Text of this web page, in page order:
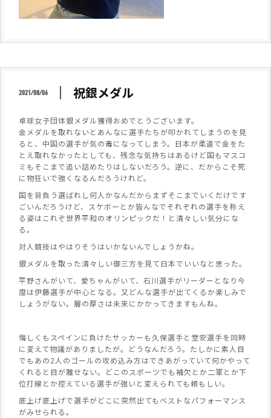
2021/08/06 祝銀メダル
卓球女子団体銀メダル獲得おめでとうございます。
金メダルを取れないとあんなに選手たちが叩かれてしまうのを見
ると、中国の選手が気の毒になってしまう。日本が柔道で金をた
とえ取れなかったとしても、残念な気持ちはあるけど国もマスコ
ミもそこまで追い詰めたりはしないだろう。逆に、だからこそ死
に物狂いで強くなるんだろうけれど。
国を背負う選ばれし何人かなんだからまずそこまでいくだけです
ごいんだろうけど、スケボーとか皆んなでそれぞれの選手を称え
る姿はこれぞ世界平和のオリンピックだ！と清々しい気分にな
る。
対人競技はやはりそうはいかないんでしょうかね。
銀メダルを取った清々しい御三方を見て日本でいいなと思った。
平野さんがいて、愛ちゃんがいて、石川選手がリーダーとなり今
度は伊藤選手が中心となる。又どんな選手が出てくるか楽しみで
しょうがない。層の厚さは未来にかかってきますもんね。
悔しくもスペインに負けたサッカーも久保選手と堂安選手を同時
に変えて物議がありましたが。どうなんだろう。たしかに素人目
でもあの2人のゴールの攻め込み方はできあがっていて何かやって
くれると目が離せない。どこのスポーツでも補欠とか二軍とか下
位打線とか控えている選手が強いと変えられても頼もしい。
底上げ底上げで選手がどこに突然出てもベストなパフォーマンス
がみせられる。